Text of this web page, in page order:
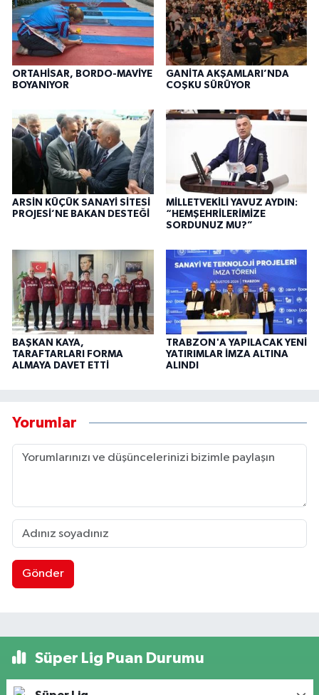
ORTAHİSAR, BORDO-MAVİYE
BOYANIYOR
GANİTA AKŞAMLARI’NDA
COŞKU SÜRÜYOR
ARSİN KÜÇÜK SANAYİ SİTESİ
PROJESİ’NE BAKAN DESTEĞİ
MİLLETVEKİLİ YAVUZ AYDIN:
“HEMŞEHRİLERİMİZE
SORDUNUZ MU?”
BAŞKAN KAYA,
TARAFTARLARI FORMA
ALMAYA DAVET ETTİ
TRABZON'A YAPILACAK YENİ
YATIRIMLAR İMZA ALTINA
ALINDI
Yorumlar
Gönder
Süper Lig Puan Durumu